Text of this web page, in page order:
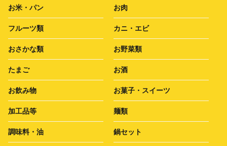
お米・パン お肉
フルーツ類 カニ・エビ
おさかな類 お野菜類
たまご お酒
お飲み物 お菓子・スイーツ
加工品等 麺類
調味料・油 鍋セット